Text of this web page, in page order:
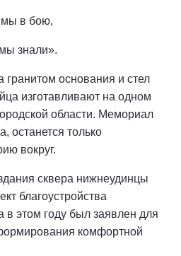
мы в бою,
знали».
гранитом основания и стел
изготавливают на одном
области. Мемориал
останется только
вокруг.
сквера нижнеудинцы
благоустройства
в этом году был заявлен для
комфортной